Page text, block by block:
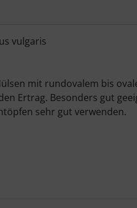
vulgaris
mit rundovalem bis
Ertrag. Besonders gut
sehr gut verwenden.